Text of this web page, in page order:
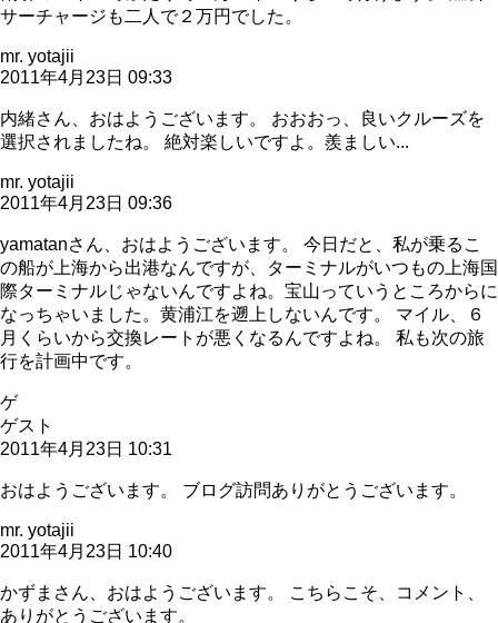
サーチャージも二人で２万円でした。
mr. yotajii
2011年4月23日 09:33
内緒さん、おはようございます。 おおおっ、良いクルーズを
選択されましたね。 絶対楽しいですよ。羨ましい...
mr. yotajii
2011年4月23日 09:36
yamatanさん、おはようございます。 今日だと、私が乗るこ
の船が上海から出港なんですが、ターミナルがいつもの上海国
際ターミナルじゃないんですよね。宝山っていうところからに
なっちゃいました。黄浦江を遡上しないんです。 マイル、６
月くらいから交換レートが悪くなるんですよね。 私も次の旅
行を計画中です。
ゲ
ゲスト
2011年4月23日 10:31
おはようございます。 ブログ訪問ありがとうございます。
mr. yotajii
2011年4月23日 10:40
かずまさん、おはようございます。 こちらこそ、コメント、
ありがとうございます。